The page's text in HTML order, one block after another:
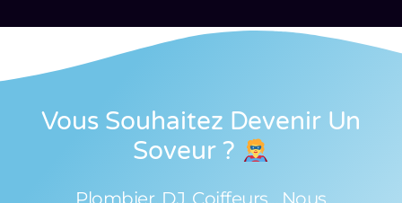
Vous Souhaitez Devenir Un
Soveur ?
Plombier, DJ, Coiffeurs... Nous